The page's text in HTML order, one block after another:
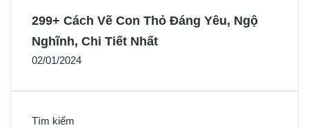
299+ Cách Vẽ Con Thỏ Đáng Yêu, Ngộ
Nghĩnh, Chi Tiết Nhất
02/01/2024
Tìm kiếm